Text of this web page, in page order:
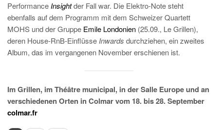
Performance Insightder Fall war. Die Elektro-Note steht
ebenfalls auf dem Programm mit dem Schweizer Quartett
MOHS und der Gruppe Emile Londonien (25.09., Le Grillen),
deren House-RnB-Einflüsse Inwards durchziehen, ein zweites
Album, das im vergangenen November erschienen ist.
Im Grillen, im Théâtre municipal, in der Salle Europe und an
verschiedenen Orten in Colmar vom 18. bis 28. September
colmar.fr